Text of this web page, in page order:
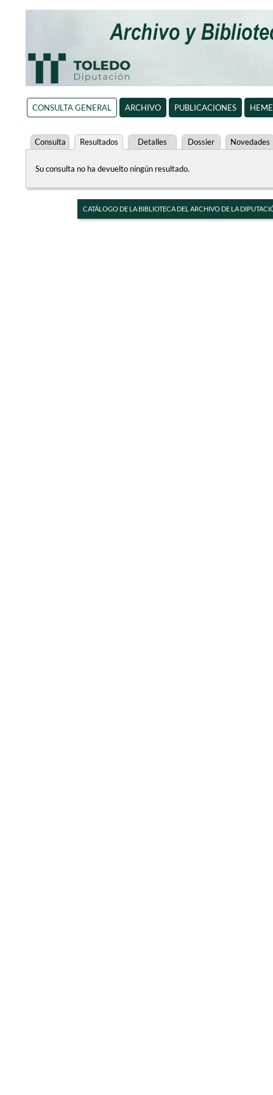
CONSULTA GENERAL ARCHIVO PUBLICACIONES
Consulta Resultados Detalles Dossier Novedades
Su consulta no ha devuelto ningún resultado.
CATÁLOGO DE LA BIBLIOTECA DEL ARCHIVO DE LA